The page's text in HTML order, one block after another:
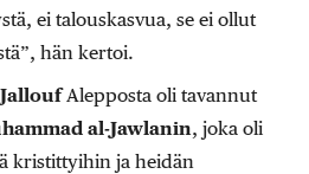
ei talouskasvua, se ei ollut
hän kertoi.
Alepposta oli tavannut
al-Jawlanin, joka oli
kristittyihin ja heidän